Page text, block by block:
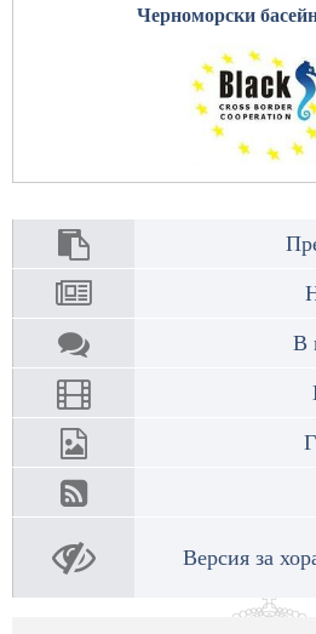
Черноморски
В
Версия за